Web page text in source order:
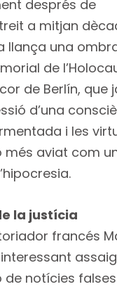
després de
a mitjan
llança una
de
de Berlín, que
d’una
i les
més aviat com
la justícia
francés
notícies